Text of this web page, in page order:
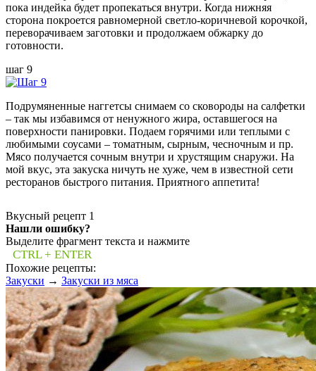
пока индейка будет пропекаться внутри. Когда нижняя
сторона покроется равномерной светло-коричневой корочкой,
переворачиваем заготовки и продолжаем обжарку до
готовности.
шаг 9
Подрумяненные наггетсы снимаем со сковороды на салфетки
– так мы избавимся от ненужного жира, оставшегося на
поверхности панировки. Подаем горячими или теплыми с
любимыми соусами – томатным, сырным, чесночным и пр.
Мясо получается сочным внутри и хрустящим снаружи. На
мой вкус, эта закуска ничуть не хуже, чем в известной сети
ресторанов быстрого питания. Приятного аппетита!
Вкусный рецепт 1
Нашли ошибку?
Выделите фрагмент текста и нажмите
CTRL + ENTER
Похожие рецепты:
Закуски → Закуски из мяса